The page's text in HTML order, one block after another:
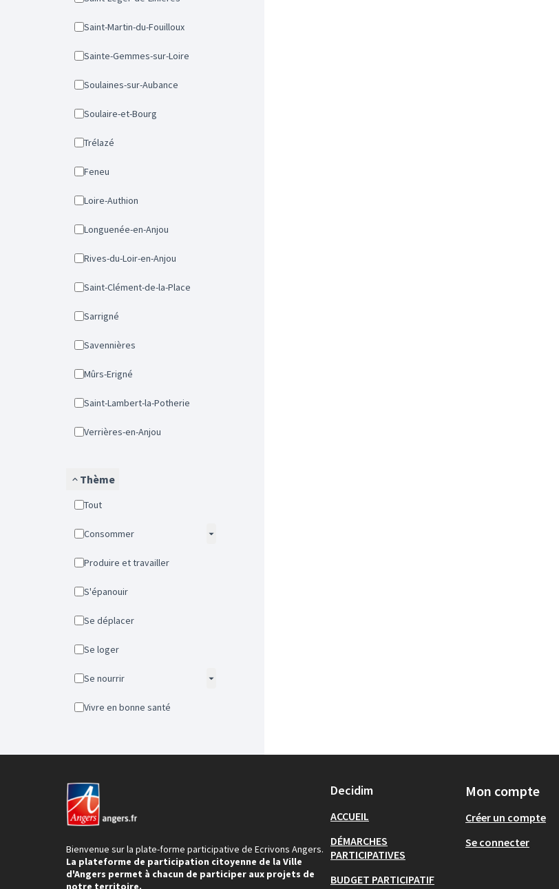
Saint-Martin-du-Fouilloux
Sainte-Gemmes-sur-Loire
Soulaines-sur-Aubance
Soulaire-et-Bourg
Trélazé
Feneu
Loire-Authion
Longuenée-en-Anjou
Rives-du-Loir-en-Anjou
Saint-Clément-de-la-Place
Sarrigné
Savennières
Mûrs-Erigné
Saint-Lambert-la-Potherie
Verrières-en-Anjou
Thème
Tout
Consommer
Produire et travailler
S'épanouir
Se déplacer
Se loger
Se nourrir
Vivre en bonne santé
Bienvenue sur la plate-forme participative de Ecrivons Angers.
La plateforme de participation citoyenne de la Ville
d'Angers permet à chacun de participer aux projets de
notre territoire.
Decidim
ACCUEIL
DÉMARCHES
PARTICIPATIVES
BUDGET PARTICIPATIF
Mon compte
Créer un compte
Se connecter